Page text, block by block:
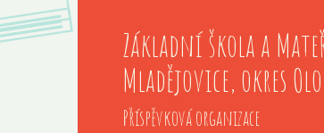
Základní škola a
Mladějovice, okres
Příspěvková organizace